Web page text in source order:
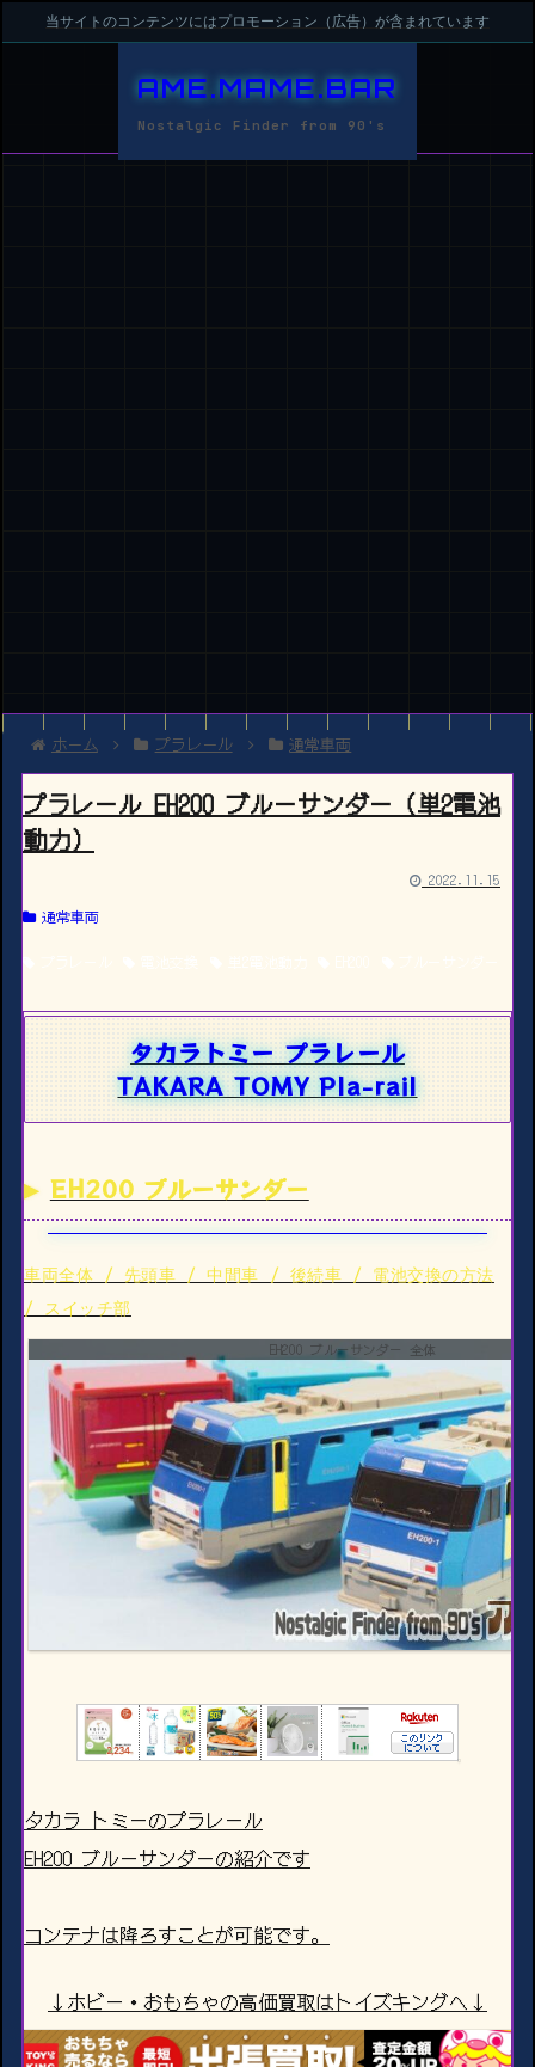
当サイトのコンテンツにはプロモーション（広告）が含まれています
ホーム プラレール 通常車両
プラレール EH200 ブルーサンダー（単2電池
動力）
2022.11.15
通常車両
タカラトミー プラレール
TAKARA TOMY Pla-rail
EH200 ブルーサンダー
車両全体 / 先頭車 / 中間車 / 後続車 / 電池交換の方法
/ スイッチ部
EH200 ブルーサンダー 全体
タカラ トミーのプラレール
EH200 ブルーサンダーの紹介です
コンテナは降ろすことが可能です。
↓ホビー・おもちゃの高価買取はトイズキングへ↓